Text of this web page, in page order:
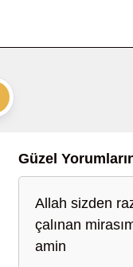
Güzel
Allah sizden
çalınan
amin